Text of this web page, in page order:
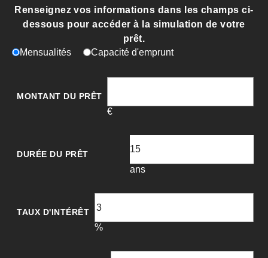
Renseignez vos informations dans les champs ci-
dessous pour accéder à la simulation de votre
prêt.